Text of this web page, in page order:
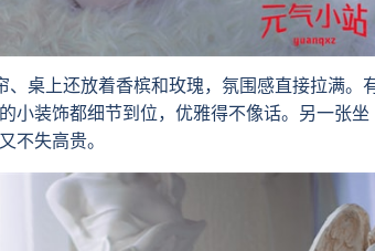
桌上还放着香槟和玫瑰，氛围感直接拉满。
小装饰都细节到位，优雅得不像话。另一张坐
不失高贵。